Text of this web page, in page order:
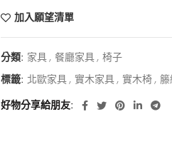
加入願望清單
分類: 家具 , 餐廳家具 , 椅子
標籤: 北歐家具 , 實木家具 , 實木椅 , 籐
好物分享給朋友